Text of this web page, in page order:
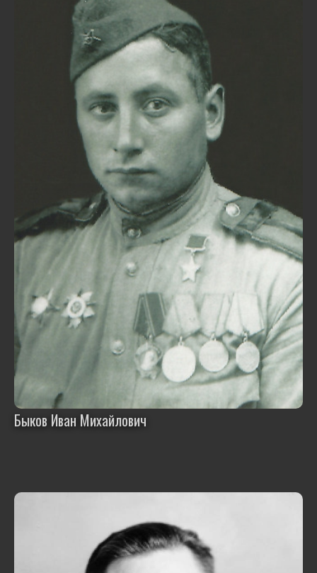
Быков Иван Михайлович